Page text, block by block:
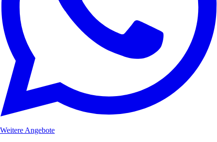
Weitere Angebote